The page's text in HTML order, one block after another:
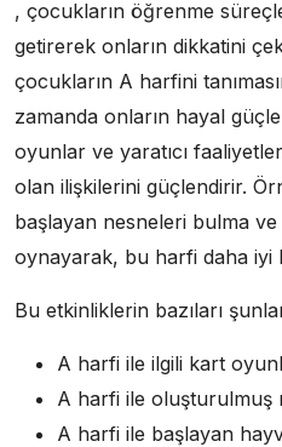
, çocukların öğrenme
getirerek onların dikkatini
çocukların A harfini
zamanda onların hayal
oyunlar ve yaratıcı
olan ilişkilerini güçlendirir.
başlayan nesneleri bulma ve
oynayarak, bu harfi daha iyi
Bu etkinliklerin bazıları
A harfi ile ilgili kart
A harfi ile oluşturulmuş
A harfi ile başlayan